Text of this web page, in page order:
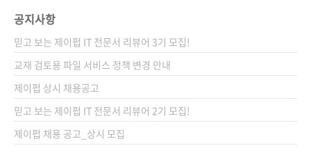
《그림으로 배우는 StatQuest 머신러닝 강
(Normalsaurus), 스탯스콰치(StatSquatch)
와 함께 화살표를 따라가며 그림으로 이해하는
방식이 바로 조시 스타머가 고안한 StatQuest
방식이에요. 《그림으로 배우는 StatQuest 머
신러닝 강의》의 테마 송. 그림책과 만화책을 ..
공지사항
믿고 보는 제이펍 IT 전문서 리뷰어 3기 모집!
교재 검토용 파일 서비스 정책 변경 안내
제이펍 상시 채용공고
믿고 보는 제이펍 IT 전문서 리뷰어 2기 모집!
제이펍 채용 공고_상시 모집